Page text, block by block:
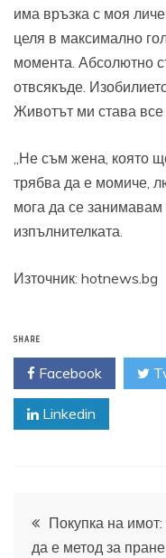
има връзка с моя
целя в максимално
момента. Абсолютно
отвсякъде.
Животът ми става все
„Не съм жена, която
трябва да е момиче,
мога да се
изпълнителката.
Източник: hotnews.bg
SHARE
Facebook
Linkedin
Покупка на
да е метод за